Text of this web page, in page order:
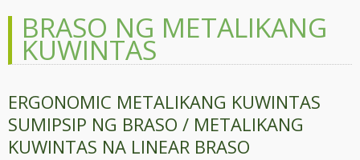
BRASO NG METALIKANG
KUWINTAS
ERGONOMIC METALIKANG KUWINTAS
SUMIPSIP NG BRASO / METALIKANG
KUWINTAS NA LINEAR BRASO